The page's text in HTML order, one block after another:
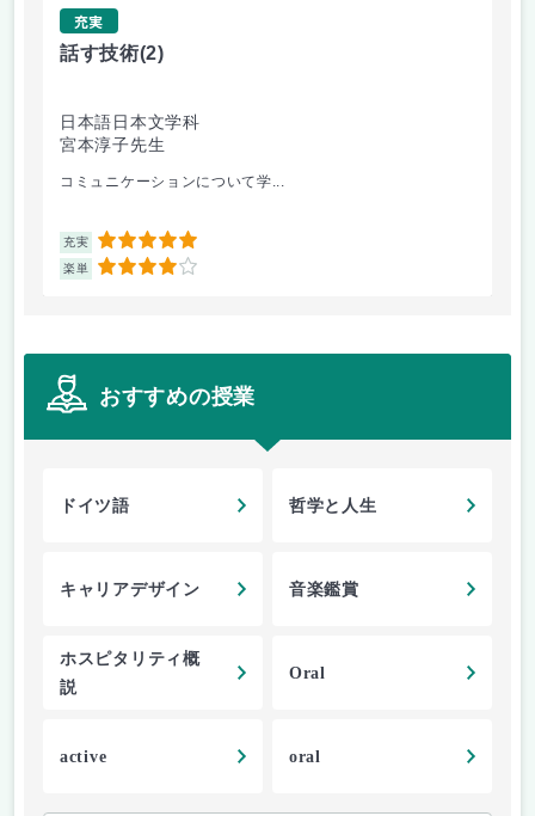
充実
話す技術(2)
日本語日本文学科
宮本淳子先生
コミュニケーションについて学...
充実 5
楽単 4
おすすめの授業
ドイツ語 哲学と人生
キャリアデザイン 音楽鑑賞
ホスピタリティ概
説
Oral
active oral